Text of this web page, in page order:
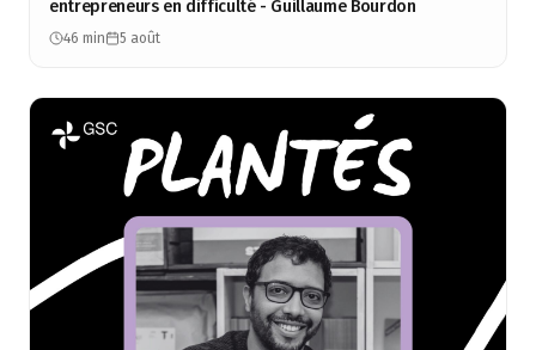
entrepreneurs en difficulté - Guillaume Bourdon
46 min 5 août